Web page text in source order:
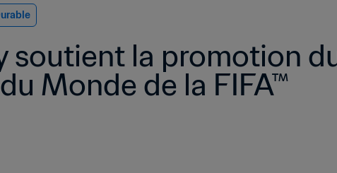
soutient la promotion
Monde de la FIFA™